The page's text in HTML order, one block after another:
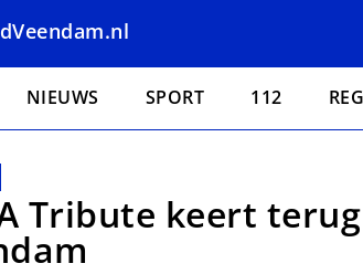
NIEUWS SPORT 112
Tribute keert